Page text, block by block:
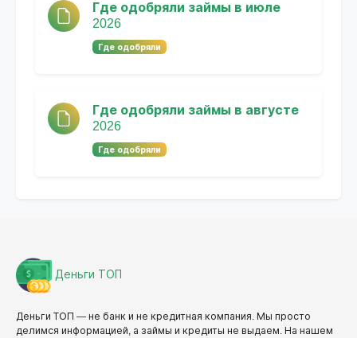
Где одобряли займы в июле
2026
Где одобряли
Где одобряли займы в августе
2026
Где одобряли
Деньги ТОП
Деньги ТОП — не банк и не кредитная компания. Мы просто
делимся информацией, а займы и кредиты не выдаем. На нашем